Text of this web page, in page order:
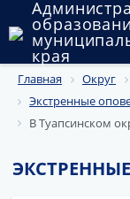
края
Округ
Администрация
Муниципальные
Главная Округ
Экстренные
В Туапсинском